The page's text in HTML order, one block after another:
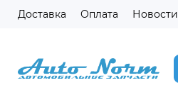
Доставка Оплата Новости